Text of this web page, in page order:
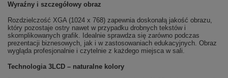
Wyraźny i szczegółowy obraz
Rozdzielczość XGA (1024 x 768) zapewnia doskonałą jakość obrazu,
który pozostaje ostry nawet w przypadku drobnych tekstów i
skomplikowanych grafik. Idealnie sprawdza się zarówno podczas
prezentacji biznesowych, jak i w zastosowaniach edukacyjnych. Obraz
wygląda profesjonalnie i czytelnie z każdego miejsca w sali.
Technologia 3LCD – naturalne kolory